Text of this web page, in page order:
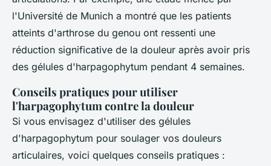
l'Université de Munich a montré que les patients
atteints d'arthrose du genou ont ressenti une
réduction significative de la douleur après avoir pris
des gélules d'harpagophytum pendant 4 semaines.
Conseils pratiques pour utiliser
l'harpagophytum contre la douleur
Si vous envisagez d'utiliser des gélules
d'harpagophytum pour soulager vos douleurs
articulaires, voici quelques conseils pratiques :